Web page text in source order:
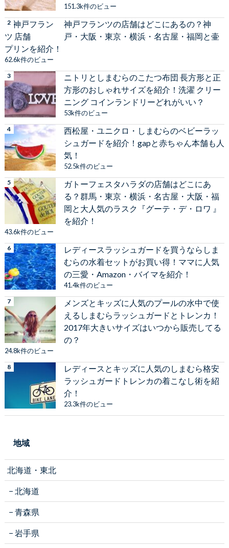
151.3k件のビュー
神戸フランツの店舗はどこにあるの？神
戸・大阪・東京・横浜・名古屋・福岡と壷
プリンを紹介！
62.6k件のビュー
ニトリとしまむらのこたつ布団 長方形と正
方形のおしゃれサイズを紹介！洗濯 クリー
ニング コインランドリーどれがいい？
53k件のビュー
西松屋・ユニクロ・しまむらのベビーラッ
シュガードを紹介！gapと赤ちゃん本舗も人
気！
52.5k件のビュー
ガトーフェスタハラダの店舗はどこにあ
る？群馬・東京・横浜・名古屋・大阪・福
岡と大人気のラスク『グーテ・デ・ロワ 』
を紹介！
43.6k件のビュー
レディースラッシュガードを買うならしま
むらの水着セットがお買い得！ママに人気
の三愛・Amazon・バイマを紹介！
41.4k件のビュー
メンズとキッズに人気のプールの水中で使
えるしまむらラッシュガードとトレンカ！
2017年大きいサイズはいつから販売してる
の？
24.8k件のビュー
レディースとキッズに人気のしまむら格安
ラッシュガードトレンカの着こなし術を紹
介！
23.3k件のビュー
地域
北海道・東北
北海道
青森県
岩手県